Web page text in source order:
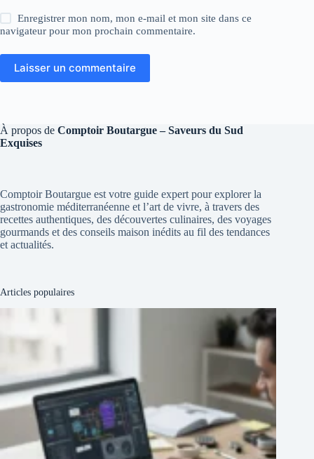
Enregistrer mon nom, mon e-mail et mon site dans ce
navigateur pour mon prochain commentaire.
Laisser un commentaire
À propos de Comptoir Boutargue – Saveurs du Sud
Exquises
Comptoir Boutargue est votre guide expert pour explorer la
gastronomie méditerranéenne et l’art de vivre, à travers des
recettes authentiques, des découvertes culinaires, des voyages
gourmands et des conseils maison inédits au fil des tendances
et actualités.
Articles populaires